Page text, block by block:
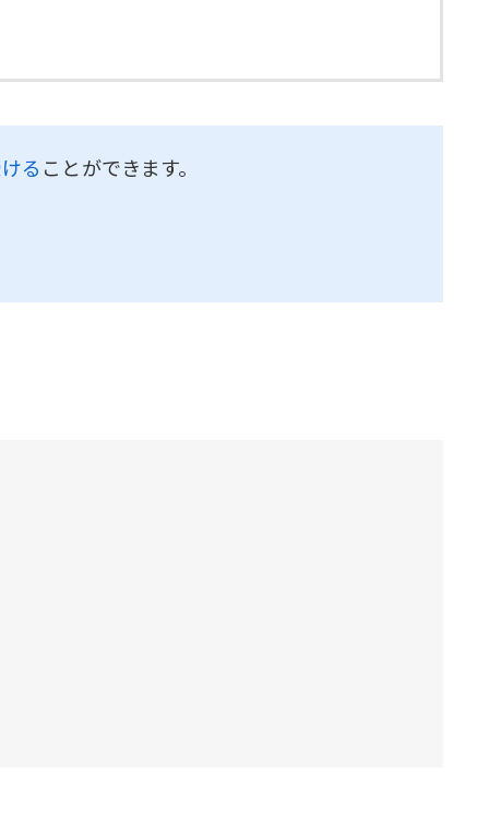
る ことができます。